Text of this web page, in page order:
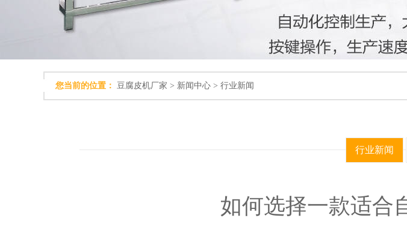
您当前的位置： 豆腐皮机厂家 > 新闻中心 > 行业新闻
行业新闻
如何选择一款适合